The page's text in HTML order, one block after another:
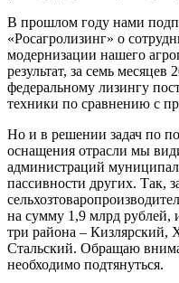
В прошлом году нами
«Росагролизинг» о
модернизации нашего
результат, за семь
федеральному лизингу
техники по сравнению с
Но и в решении задач по
оснащения отрасли мы
администраций
пассивности других. Так,
на сумму 1,9 млрд рублей,
три района – Кизлярский,
Стальский. Обращаю
необходимо подтянуться.